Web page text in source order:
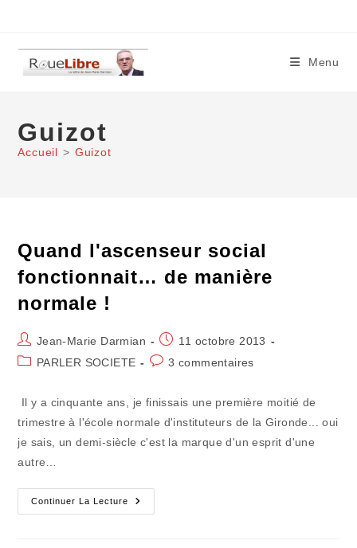
content
Menu
Guizot
Accueil > Guizot
Quand l'ascenseur social
fonctionnait… de manière
normale !
Auteur/autrice
de
Jean-Marie Darmian
Publication
publiée :
11 octobre 2013
PostPARLER SOCIETE
Commentaires
3 commentaires
Il y a cinquante ans, je finissais une première moitié de
trimestre à l'école normale d'instituteurs de la Gironde... oui
je sais, un demi-siècle c'est la marque d'un esprit d'une
autre…
Continuer La Lecture
Quand
L'ascenseur